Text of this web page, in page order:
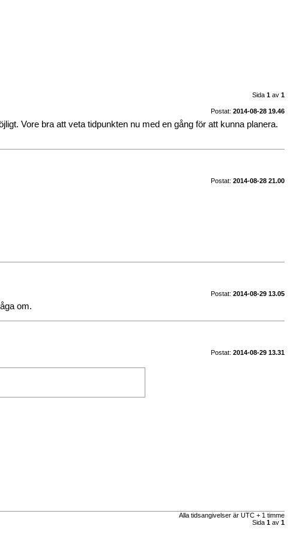
Sida 1av 1
Postat: 2014-08-28 19.46
Vore bra att veta tidpunkten nu med en gång för att kunna planera.
Postat: 2014-08-28 21.00
Postat: 2014-08-29 13.05
om.
Postat: 2014-08-29 13.31
Alla tidsangivelser är UTC + 1 timme
Sida 1av 1